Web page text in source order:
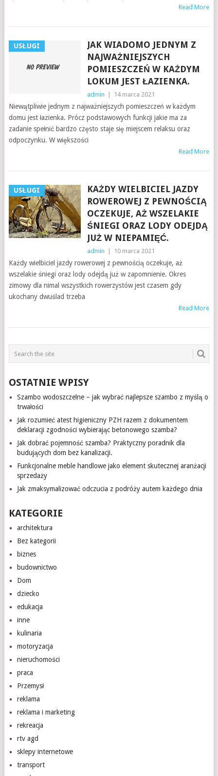
Read More
USŁUGI
JAK WIADOMO JEDNYM Z
NAJWAŻNIEJSZYCH
POMIESZCZEŃ W KAŻDYM
LOKUM JEST ŁAZIENKA.
admin 14 marca 2021
Niewątpliwie jednym z najważniejszych pomieszczeń w każdym
domu jest łazienka. Prócz podstawowych funkcji jakie ma za
zadanie spełnić bardzo często staje się miejscem relaksu oraz
odpoczynku. W większości
Read More
USŁUGI
KAŻDY WIELBICIEL JAZDY
ROWEROWEJ Z PEWNOŚCIĄ
OCZEKUJE, AŻ WSZELAKIE
ŚNIEGI ORAZ LODY ODEJDĄ
JUŻ W NIEPAMIĘĆ.
admin 10 marca 2021
Każdy wielbiciel jazdy rowerowej z pewnością oczekuje, aż
wszelakie śniegi oraz lody odejdą już w zapomnienie. Okres
zimowy dla nimal wszystkich rowerzystów jest czasem gdy
ukochany dwuślad trzeba
Read More
OSTATNIE WPISY
Szambo wodoszczelne – jak wybrać najlepsze szambo z myślą o
trwałości
Jak rozumieć atest higieniczny PZH razem z dokumentem
deklaracji zgodności wybierając betonowego szamba?
Jak dobrać pojemność szamba? Praktyczny poradnik dla
budujących dom bez kanalizacji.
Funkcjonalne meble handlowe jako element skutecznej aranżacji
sprzedaży
Jak zmaksymalizować odczucia z podróży autem każdego dnia
KATEGORIE
architektura
Bez kategorii
biznes
budownictwo
Dom
dziecko
edukacja
inne
kulinaria
motoryzacja
nieruchomości
praca
Przemysł
reklama
reklama i marketing
rekreacja
rtv agd
sklepy internetowe
transport